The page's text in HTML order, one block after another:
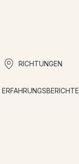
RICHTUNGEN
ERFAHRUNGSBERICHTE